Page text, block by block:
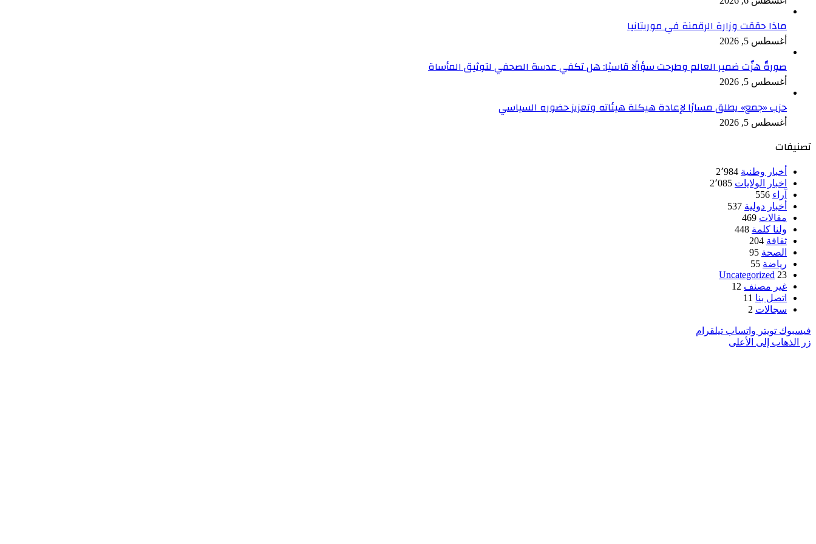
ماذا حققت وزارة الرقمنة في موريتانيا
أغسطس 5, 2026
صورةٌ هزّت ضمير العالم وطرحت سؤالًا قاسيًا: هل تكفي عدسة الصحفي لتوثيق المأساة
أغسطس 5, 2026
حزب «جمع» يطلق مسارًا لإعادة هيكلة هيئاته وتعزيز حضوره السياسي
أغسطس 5, 2026
تصنيفات
أخبار وطنية 2٬984
اخبار الولايات 2٬085
آراء 556
أخبار دولية 537
مقالات 469
ولنا كلمة 448
ثقافة 204
الصحة 95
رياضة 55
Uncategorized 23
غير مصنف 12
اتصل بنا 11
سجالات 2
فيسبوك تويتر واتساب تيلقرام
زر الذهاب إلى الأعلى